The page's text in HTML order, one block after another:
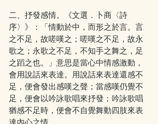
二、抒發感情。《文選．卜商〈詩
序〉》：「情動於中，而形之於言。言
之不足，故嗟嘆之；嗟嘆之不足，故永
歌之；永歌之不足，不知手之舞之，足
之蹈之也。」意思是當心中情感激動，
會用說話來表達。用說話來表達還感不
足，便會發出感嘆之聲；當感嘆仍覺不
足，便會以吟詠歌唱來抒發；吟詠歌唱
猶感不足時，便會不自覺舞動四肢來表
達內心之情。